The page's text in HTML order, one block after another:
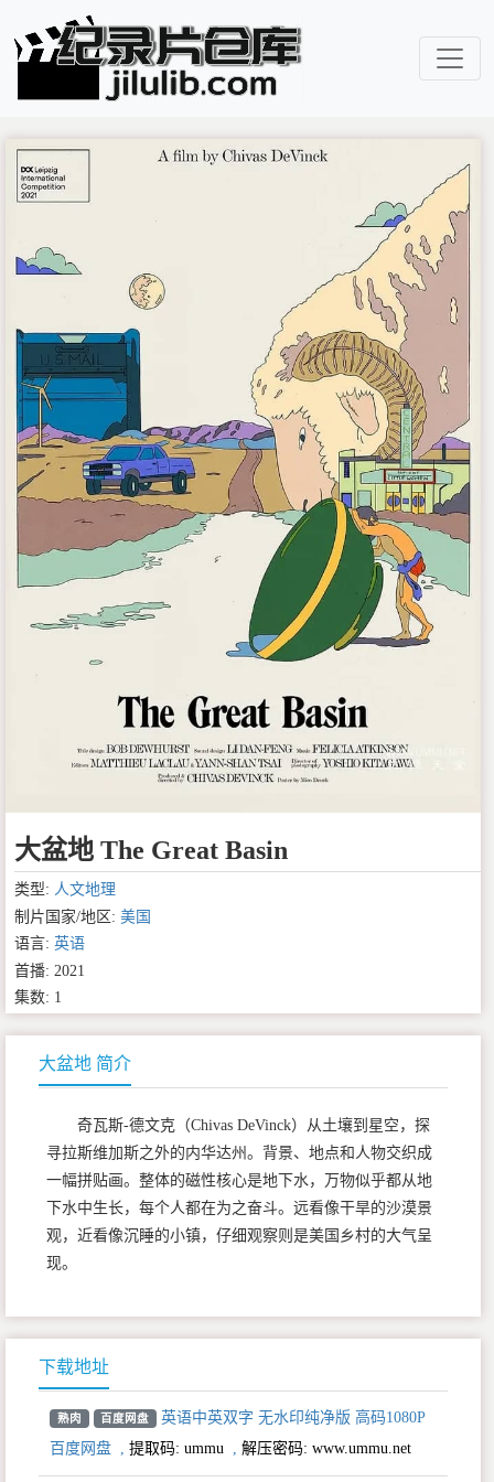
大盆地 The Great Basin
类型: 人文地理
制片国家/地区: 美国
语言: 英语
首播: 2021
集数: 1
大盆地 简介
奇瓦斯-德文克（Chivas DeVinck）从土壤到星空，探
寻拉斯维加斯之外的内华达州。背景、地点和人物交织成
一幅拼贴画。整体的磁性核心是地下水，万物似乎都从地
下水中生长，每个人都在为之奋斗。远看像干旱的沙漠景
观，近看像沉睡的小镇，仔细观察则是美国乡村的大气呈
现。
下载地址
熟肉 百度网盘
英语中英双字 无水印纯净版 高码1080P
百度网盘
提取码: ummu 解压密码: www.ummu.net